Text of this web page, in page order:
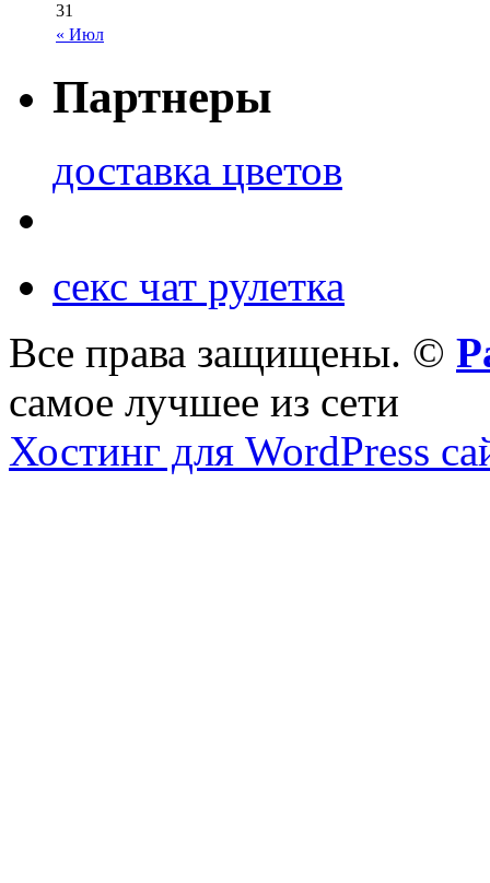
« Июл
31
Партнеры
доставка цветов
секс чат рулетка
Все права защищены. ©
самое лучшее из сети
Хостинг для WordPress